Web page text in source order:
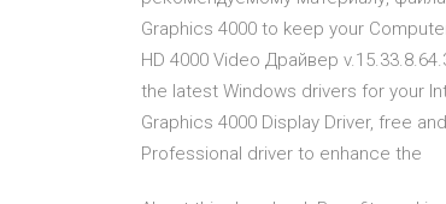
Graphics 4000 to keep your
HD 4000 Video Драйвер
the latest Windows drivers for your
Graphics 4000 Display Driver, free
Professional driver to enhance the